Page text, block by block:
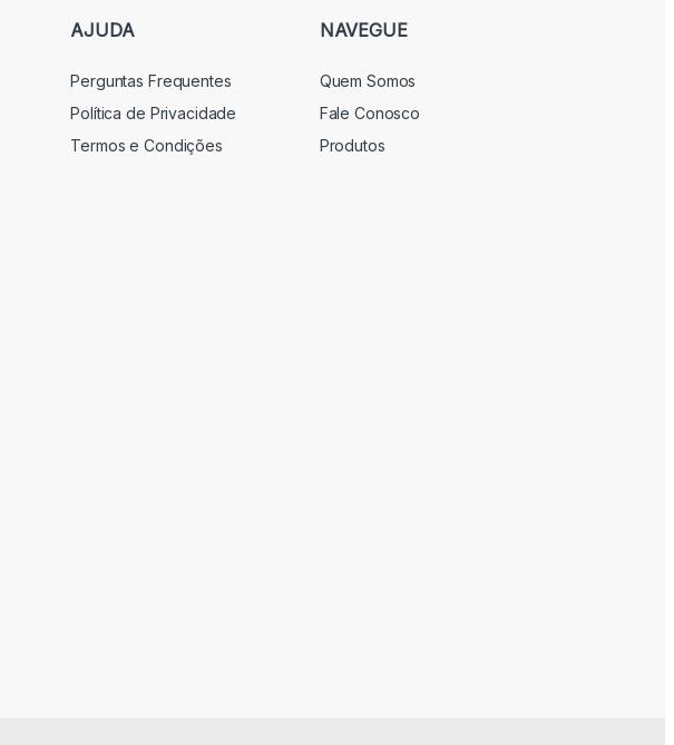
AJUDA
Perguntas Frequentes
Política de Privacidade
Termos e Condições
NAVEGUE
Quem Somos
Fale Conosco
Produtos